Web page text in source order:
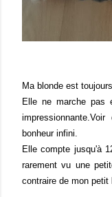
Ma blonde est
Elle ne marche pas
bonheur infini.
Elle compte jusqu'à
rarement vu une
contraire de mon petit